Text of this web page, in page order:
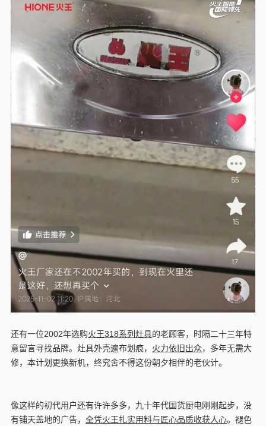
还有一位2002年选购火王318系列灶具的老顾客，时隔二十三年特
意留言寻找品牌。灶具外壳遍布划痕， 火力依旧出众，多年无需大
修，本计划更换新机，终究舍不得这份朝夕相伴的老伙计。
像这样的初代用户还有许许多多，九十年代国货厨电刚刚起步，没
有铺天盖地的广告， 全凭火王扎实用料与匠心品质收获人心。褪色